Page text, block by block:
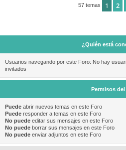
57 temas 1 2
¿Quién está
Usuarios navegando por este Foro: No hay
invitados
Permisos
Puede abrir nuevos temas en este Foro
Puede responder a temas en este Foro
No puede editar sus mensajes en este Foro
No puede borrar sus mensajes en este Foro
No puede enviar adjuntos en este Foro